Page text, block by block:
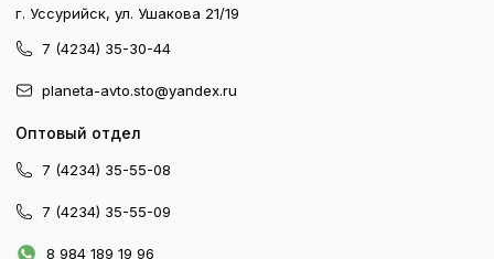
г. Уссурийск, ул. Ушакова 21/19
7 (4234) 35-30-44
planeta-avto.sto@yandex.ru
Оптовый отдел
7 (4234) 35-55-08
7 (4234) 35-55-09
8 984 189 19 96